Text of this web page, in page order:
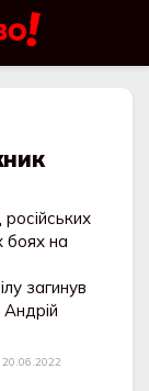
боях на
загинув
20.06.2022